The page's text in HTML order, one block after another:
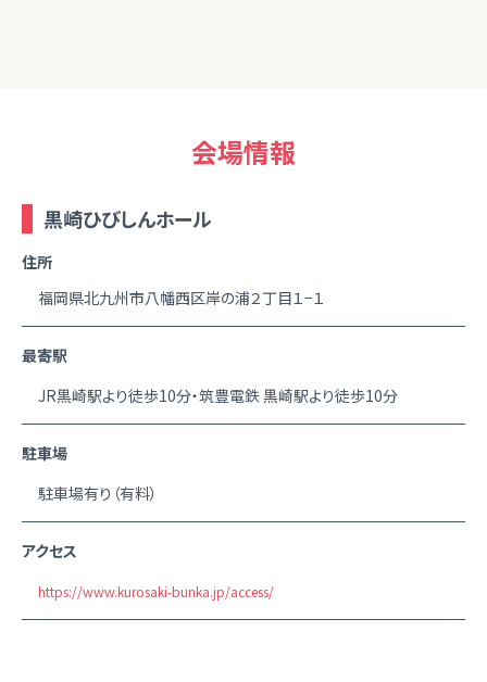
会場情報
黒崎ひびしんホール
住所
福岡県北九州市八幡西区岸の浦２丁目１−１
最寄駅
JR黒崎駅より徒歩10分・筑豊電鉄 黒崎駅より徒歩10分
駐車場
駐車場有り（有料）
アクセス
https://www.kurosaki-bunka.jp/access/